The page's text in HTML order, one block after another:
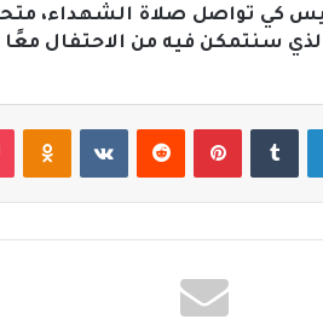
كي تواصل صلاة الشهداء،
سنتمكن فيه من الاحتفال معًا
لينكدإن بينتيريست